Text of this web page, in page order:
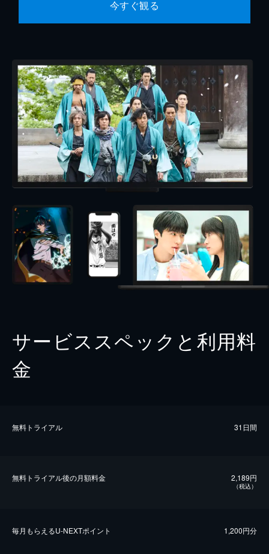
今すぐ観る
サービススペックと利用料
金
無料トライアル 31日間
無料トライアル後の⽉額料金 2,189円
（税込）
毎⽉もらえるU-NEXTポイント 1,200円分